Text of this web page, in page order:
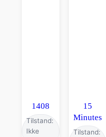
1408
Tilstand:
Ikke
15
Minutes
Tilstand: